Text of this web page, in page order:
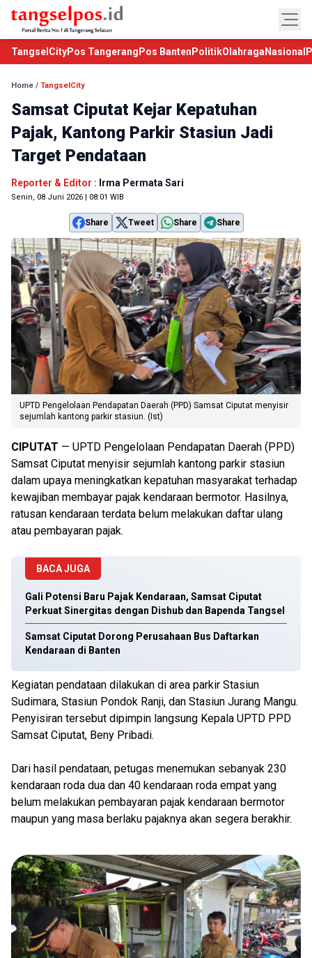
TangselCityPos Tangerang Pos Banten PolitikOlahraga Nasional
Home / TangselCity
Samsat Ciputat Kejar Kepatuhan
Pajak, Kantong Parkir Stasiun Jadi
Target Pendataan
Reporter & Editor : Irma Permata Sari
Senin, 08 Juni 2026 | 08:01 WIB
Share Tweet Share Share
UPTD Pengelolaan Pendapatan Daerah (PPD) Samsat Ciputat menyisir
sejumlah kantong parkir stasiun. (Ist)
CIPUTAT — UPTD Pengelolaan Pendapatan Daerah (PPD)
Samsat Ciputat menyisir sejumlah kantong parkir stasiun
dalam upaya meningkatkan kepatuhan masyarakat terhadap
kewajiban membayar pajak kendaraan bermotor. Hasilnya,
ratusan kendaraan terdata belum melakukan daftar ulang
atau pembayaran pajak.
BACA JUGA
Gali Potensi Baru Pajak Kendaraan, Samsat Ciputat
Perkuat Sinergitas dengan Dishub dan Bapenda Tangsel
Samsat Ciputat Dorong Perusahaan Bus Daftarkan
Kendaraan di Banten
Kegiatan pendataan dilakukan di area parkir Stasiun
Sudimara, Stasiun Pondok Ranji, dan Stasiun Jurang Mangu.
Penyisiran tersebut dipimpin langsung Kepala UPTD PPD
Samsat Ciputat, Beny Pribadi.
Dari hasil pendataan, petugas menemukan sebanyak 230
kendaraan roda dua dan 40 kendaraan roda empat yang
belum melakukan pembayaran pajak kendaraan bermotor
maupun yang masa berlaku pajaknya akan segera berakhir.